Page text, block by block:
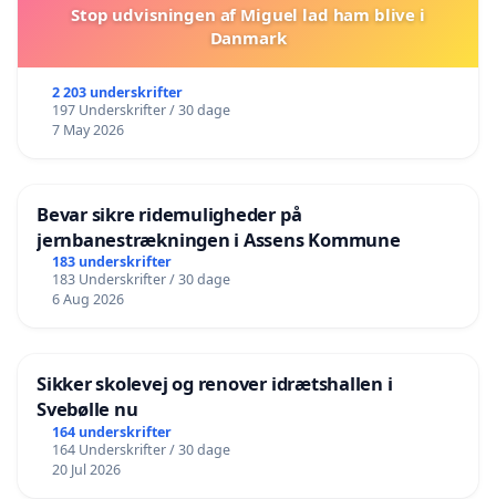
Stop udvisningen af Miguel lad ham blive i
Danmark
2 203 underskrifter
197 Underskrifter / 30 dage
7 May 2026
Bevar sikre ridemuligheder på
jernbanestrækningen i Assens Kommune
183 underskrifter
183 Underskrifter / 30 dage
6 Aug 2026
Sikker skolevej og renover idrætshallen i
Svebølle nu
164 underskrifter
164 Underskrifter / 30 dage
20 Jul 2026